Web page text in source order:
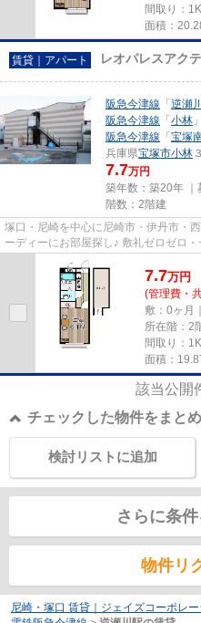
間取り：1K
面積：
賃貸｜アパート レオパレスアク
阪急今津線 「 逆瀬川
阪急今津線 「 小林
阪急今津線 「 宝塚
兵庫県宝塚市小林
7.7万円
築年数：築20年 ｜
階数：2階建
塚口・尼崎を中心に尼崎市・伊丹市・
ーディーにお部屋探し♪ 敷礼ゼロゼロ
ション、保証人不要物件・マ...
7.7万円
(管理費・
敷：0ヶ月
所在階：2
間取り：1K
面積：
該当公開
チェックした物件をまと
検討リストに追加
さらに条
物件リ
尼崎・塚口 賃貸｜ジェイズコーポレ